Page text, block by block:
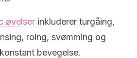
øvelser inkluderer turgåing,
roing, svømming og
bevegelse.